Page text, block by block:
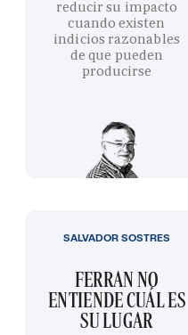
reducir su impacto
cuando existen
indicios razonables
de que pueden
producirse
FERRAN NO
ENTIENDE CUÁL ES
SU LUGAR
SALVADOR SOSTRES